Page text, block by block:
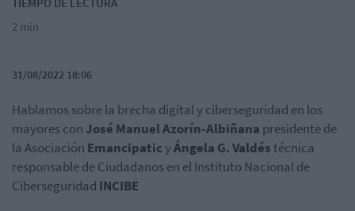
2 min
31/08/2022 18:06
Hablamos sobre la brecha digital y ciberseguridad en los
mayores con José Manuel Azorín-Albiñana presidente de
la Asociación EmancipaticyÁngela G. Valdéstécnica
responsable de Ciudadanos en el Instituto Nacional de
Ciberseguridad INCIBE